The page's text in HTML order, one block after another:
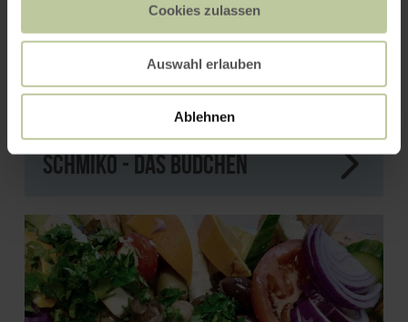
Cookies zulassen
Auswahl erlauben
Ablehnen
Schmiko - Das Büdchen